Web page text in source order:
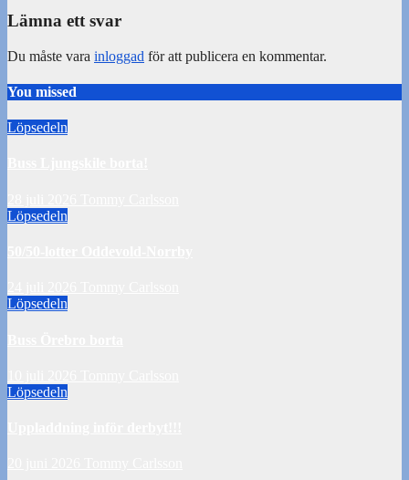
Lämna ett svar
Du måste vara inloggad för att publicera en kommentar.
You missed
Löpsedeln
Löpsedeln
Löpsedeln
Löpsedeln